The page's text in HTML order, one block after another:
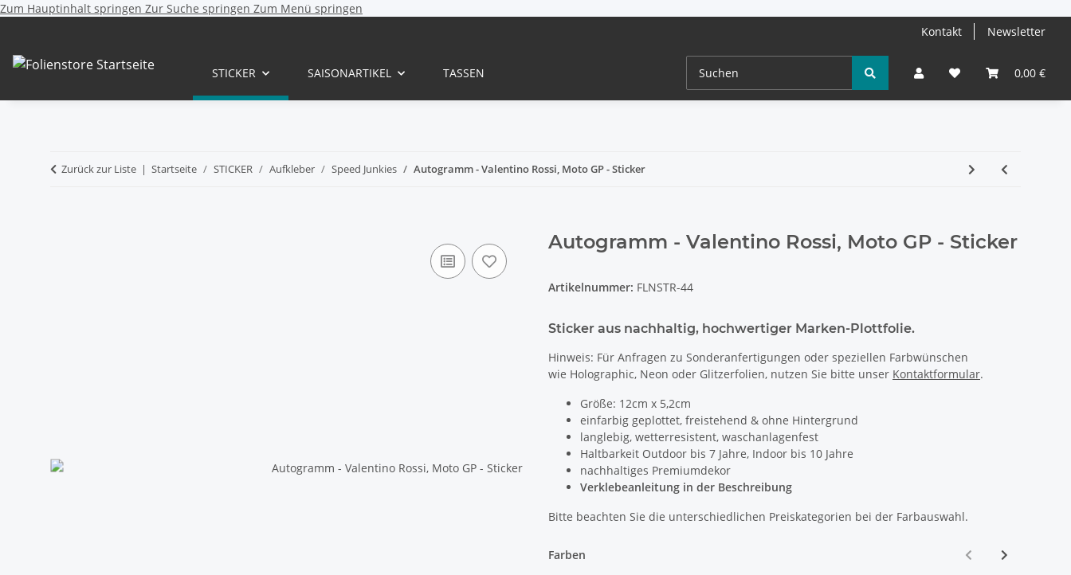
Zum Hauptinhalt springen Zur Suche springen Zum Menü springen
Kontakt
Newsletter
0,00 €
STICKER SAISONARTIKEL TASSEN
Zurück zur Liste Startseite STICKER Aufkleber Speed Junkies Autogramm - Valentino Rossi, Moto GP - Sticker
Autogramm - Valentino Rossi, Moto GP - Sticker
Artikelnummer: FLNSTR-44
Sticker aus nachhaltig, hochwertiger Marken-Plottfolie.
Hinweis: Für Anfragen zu Sonderanfertigungen oder speziellen Farbwünschen
wie Holographic, Neon oder Glitzerfolien, nutzen Sie bitte unser Kontaktformular.
Größe: 12cm x 5,2cm
einfarbig geplottet, freistehend & ohne Hintergrund
langlebig, wetterresistent, waschanlagenfest
Haltbarkeit Outdoor bis 7 Jahre, Indoor bis 10 Jahre
nachhaltiges Premiumdekor
Verklebeanleitung in der Beschreibung
Bitte beachten Sie die unterschiedlichen Preiskategorien bei der Farbauswahl.
Farben